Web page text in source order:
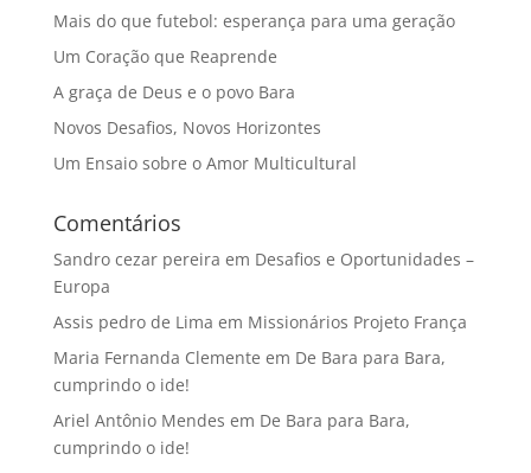
Mais do que futebol: esperança para uma geração
Um Coração que Reaprende
A graça de Deus e o povo Bara
Novos Desafios, Novos Horizontes
Um Ensaio sobre o Amor Multicultural
Comentários
Sandro cezar pereira em Desafios e Oportunidades –
Europa
Assis pedro de Lima em Missionários Projeto França
Maria Fernanda Clemente em De Bara para Bara,
cumprindo o ide!
Ariel Antônio Mendes em De Bara para Bara,
cumprindo o ide!